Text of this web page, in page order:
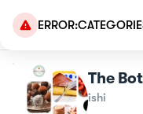
The
ishi